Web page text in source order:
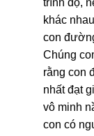
trình độ,
khác
con
Chúng
rằng con
nhất đạt
vô minh
con có